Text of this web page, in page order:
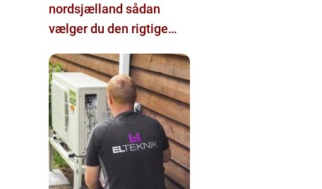
nordsjælland sådan
vælger du den rigtige